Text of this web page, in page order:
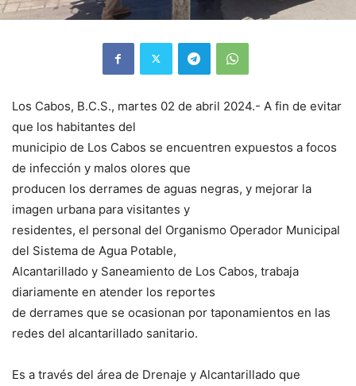
Los Cabos, B.C.S., martes 02 de abril 2024.- A fin de evitar
que los habitantes del
municipio de Los Cabos se encuentren expuestos a focos
de infección y malos olores que
producen los derrames de aguas negras, y mejorar la
imagen urbana para visitantes y
residentes, el personal del Organismo Operador Municipal
del Sistema de Agua Potable,
Alcantarillado y Saneamiento de Los Cabos, trabaja
diariamente en atender los reportes
de derrames que se ocasionan por taponamientos en las
redes del alcantarillado sanitario.
Es a través del área de Drenaje y Alcantarillado que